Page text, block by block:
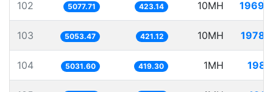
102 5077.71 423.14 10MH
103 5053.47 421.12 10MH
104 5031.60 419.30 1MH